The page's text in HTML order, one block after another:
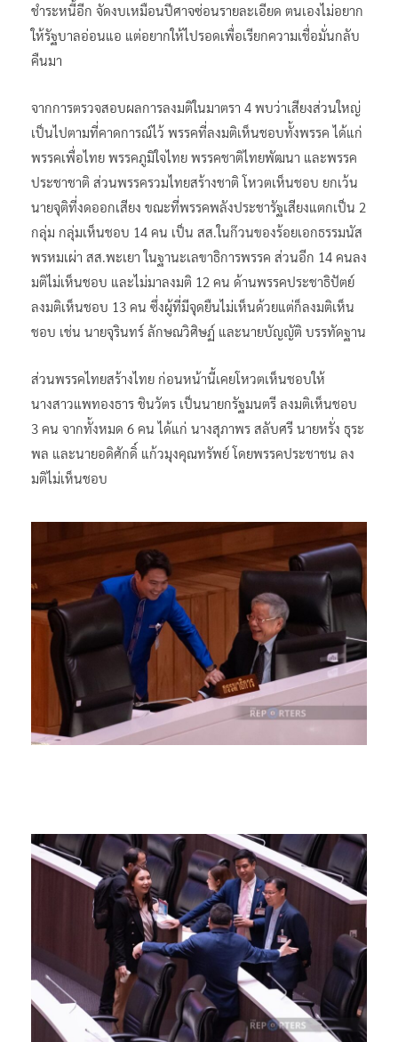
ชำระหนี้อีก จัดงบเหมือนปีศาจซ่อนรายละเอียด ตนเองไม่อยาก
ให้รัฐบาลอ่อนแอ แต่อยากให้ไปรอดเพื่อเรียกความเชื่อมั่นกลับ
คืนมา
จากการตรวจสอบผลการลงมติในมาตรา 4 พบว่าเสียงส่วนใหญ่
เป็นไปตามที่คาดการณ์ไว้ พรรคที่ลงมติเห็นชอบทั้งพรรค ได้แก่
พรรคเพื่อไทย พรรคภูมิใจไทย พรรคชาติไทยพัฒนา และพรรค
ประชาชาติ ส่วนพรรครวมไทยสร้างชาติ โหวตเห็นชอบ ยกเว้น
นายจุติที่งดออกเสียง ขณะที่พรรคพลังประชารัฐเสียงแตกเป็น 2
กลุ่ม กลุ่มเห็นชอบ 14 คน เป็น สส.ในก๊วนของร้อยเอกธรรมนัส
พรหมเผ่า สส.พะเยา ในฐานะเลขาธิการพรรค ส่วนอีก 14 คนลง
มติไม่เห็นชอบ และไม่มาลงมติ 12 คน ด้านพรรคประชาธิปัตย์
ลงมติเห็นชอบ 13 คน ซึ่งผู้ที่มีจุดยืนไม่เห็นด้วยแต่ก็ลงมติเห็น
ชอบ เช่น นายจุรินทร์ ลักษณวิศิษฏ์ และนายบัญญัติ บรรทัดฐาน
ส่วนพรรคไทยสร้างไทย ก่อนหน้านี้เคยโหวตเห็นชอบให้
นางสาวแพทองธาร ชินวัตร เป็นนายกรัฐมนตรี ลงมติเห็นชอบ
3 คน จากทั้งหมด 6 คน ได้แก่ นางสุภาพร สลับศรี นายหรั่ง ธุระ
พล และนายอดิศักดิ์ แก้วมุงคุณทรัพย์ โดยพรรคประชาชน ลง
มติไม่เห็นชอบ